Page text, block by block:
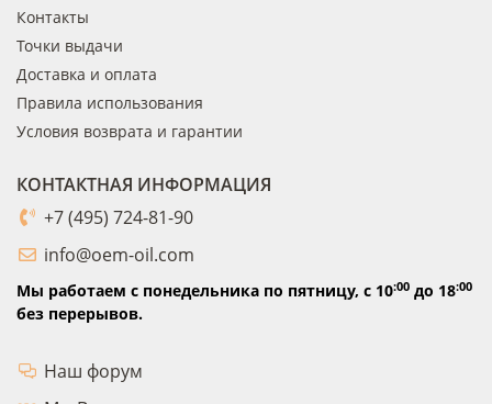
Контакты
Точки выдачи
Доставка и оплата
Правила использования
Условия возврата и гарантии
КОНТАКТНАЯ ИНФОРМАЦИЯ
+7 (495) 724-81-90
info@oem-oil.com
Мы работаем с понедельника по пятницу, с 10:00 до 18:00
без перерывов.
Наш форум